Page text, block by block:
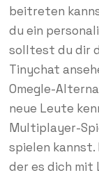
beitreten
du ein
solltest du dir
Tinychat
Omegle-
neue Leute
Multiplayer-
spielen kannst.
der es dich mit